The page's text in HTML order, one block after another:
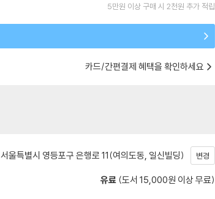
5만원 이상 구매 시 2천원 추가 적립
카드/간편결제 혜택을 확인하세요
서울특별시 영등포구 은행로 11(여의도동, 일신빌딩) 변경
유료 (도서 15,000원 이상 무료)